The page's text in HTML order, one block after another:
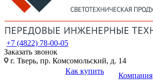
+7 (4822) 78-00-05
Заказать звонок
г. Тверь, пр. Комсомольский, д. 14
Как купить
Компания